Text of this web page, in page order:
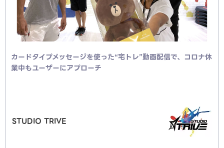
カードタイプメッセージを使った“宅トレ”動画配信で、コロナ休
業中もユーザーにアプローチ
STUDIO TRIVE